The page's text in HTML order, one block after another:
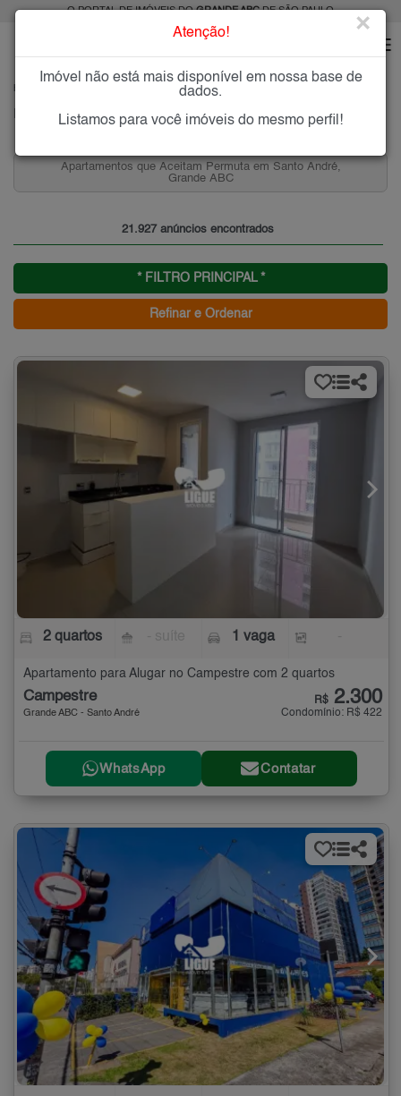
O PORTAL DE IMÓVEIS DOGRANDE ABCDE SÃO PAULO
Imóveis à Venda ou para Alugar no Grande ABC de São Paulo
Casas que Aceitam Permuta na Nova Petrópolis, São
Bernardo do Campo, SP
21.927 anúncios encontrados
* FILTRO PRINCIPAL *
Refinar e Ordenar
2 quartos 1 vaga
Apartamento para Alugar no Campestre com 2 quartos
Campestre
Grande ABC - Santo André
R$ 2.300
Condomínio: R$ 422
WhatsApp Contatar
Atenção! ×
Imóvel não está mais disponível em nossa base de
dados.
Listamos para você imóveis do mesmo perfil!